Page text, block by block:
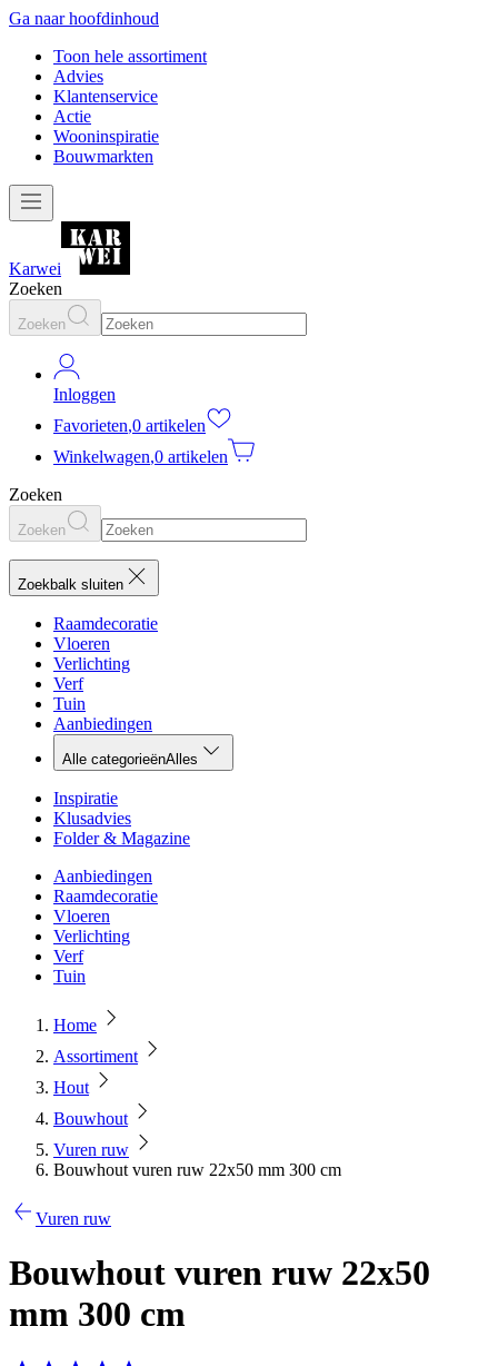
Ga naar hoofdinhoud
Toon hele assortiment
Advies
Klantenservice
Actie
Wooninspiratie
Bouwmarkten
Karwei
Zoeken
Zoeken
Inloggen
Favorieten,0 artikelen
Winkelwagen,0 artikelen
Zoeken
Zoeken
Zoekbalk sluiten
Raamdecoratie
Vloeren
Verlichting
Verf
Tuin
Aanbiedingen
Alle categorieënAlles
Inspiratie
Klusadvies
Folder & Magazine
Aanbiedingen
Raamdecoratie
Vloeren
Verlichting
Verf
Tuin
Home
Assortiment
Hout
Bouwhout
Vuren ruw
Bouwhout vuren ruw 22x50 mm 300 cm
Vuren ruw
Bouwhout vuren ruw 22x50
mm 300 cm